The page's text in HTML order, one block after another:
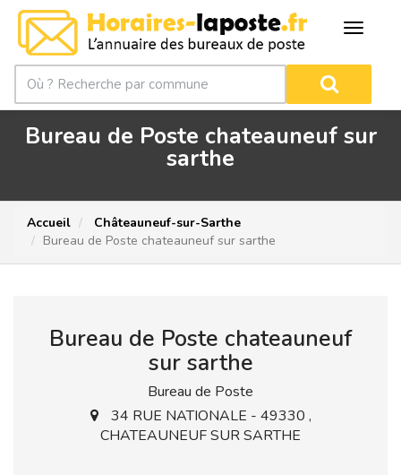
Bureau de Poste chateauneuf sur
sarthe
Accueil
Châteauneuf-sur-Sarthe
Bureau de Poste chateauneuf sur sarthe
Bureau de Poste chateauneuf
sur sarthe
Bureau de Poste
34 RUE NATIONALE - 49330 ,
CHATEAUNEUF SUR SARTHE